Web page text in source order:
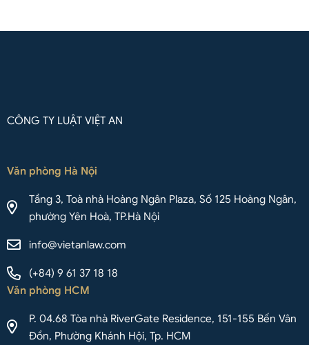
CÔNG TY LUẬT VIỆT AN
Văn phòng Hà Nội
Tầng 3, Toà nhà Hoàng Ngân Plaza, Số 125 Hoàng Ngân,
phường Yên Hoà, TP.Hà Nội
info@vietanlaw.com
(+84) 9 61 37 18 18
Văn phòng HCM
P. 04.68 Tòa nhà RiverGate Residence, 151-155 Bến Vân
Đồn, Phường Khánh Hội, Tp. HCM